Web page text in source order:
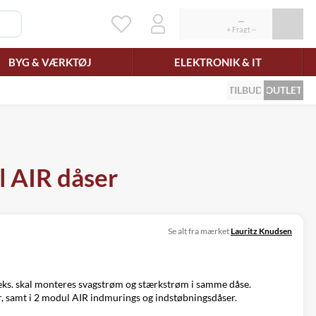
BYG & VÆRKTØJ ELEKTRONIK & IT
TILBUD OUTLET
dåser
Se alt fra mærketLauritz Knudsen
skal monteres svagstrøm og stærkstrøm i samme dåse.
i 2 modul AIR indmurings og indstøbningsdåser.